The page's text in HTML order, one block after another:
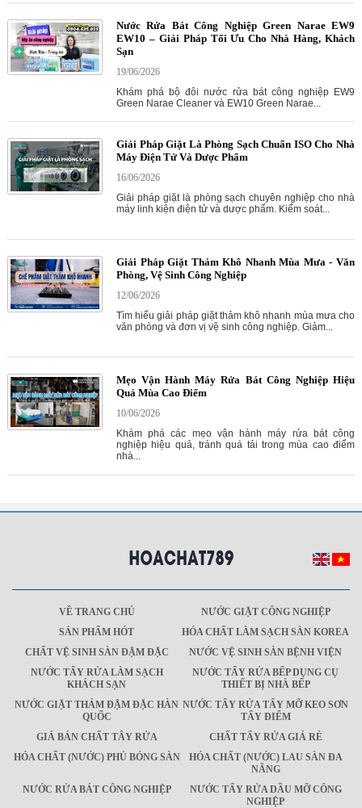
Nước Rửa Bát Công Nghiệp Green Narae EW9
EW10 – Giải Pháp Tối Ưu Cho Nhà Hàng, Khách
Sạn
19/06/2026
Khám phá bộ đôi nước rửa bát công nghiệp EW9
Green Narae Cleaner và EW10 Green Narae...
Giải Pháp Giặt Là Phòng Sạch Chuẩn ISO Cho Nhà
Máy Điện Tử Và Dược Phẩm
16/06/2026
Giải pháp giặt là phòng sạch chuyên nghiệp cho nhà
máy linh kiện điện tử và dược phẩm. Kiểm soát...
Giải Pháp Giặt Thảm Khô Nhanh Mùa Mưa - Văn
Phòng, Vệ Sinh Công Nghiệp
12/06/2026
Tìm hiểu giải pháp giặt thảm khô nhanh mùa mưa cho
văn phòng và đơn vị vệ sinh công nghiệp. Giảm...
Mẹo Vận Hành Máy Rửa Bát Công Nghiệp Hiệu
Quả Mùa Cao Điểm
10/06/2026
Khám phá các mẹo vận hành máy rửa bát công
nghiệp hiệu quả, tránh quá tải trong mùa cao điểm
nhà...
VỀ TRANG CHỦ
NƯỚC GIẶT CÔNG NGHIỆP
SẢN PHẨM HÓT
HÓA CHẤT LÀM SẠCH SÀN KOREA
CHẤT VỆ SINH SÀN ĐẬM ĐẶC
NƯỚC VỆ SINH SÀN BỆNH VIỆN
NƯỚC TẨY RỬA LÀM SẠCH
KHÁCH SẠN
NƯỚC TẨY RỬA BẾP DỤNG CỤ
THIẾT BỊ NHÀ BẾP
NƯỚC GIẶT THẢM ĐẬM ĐẶC HÀN
QUỐC
NƯỚC TẨY RỬA TẨY MỠ KEO SƠN
TẨY ĐIỂM
GIÁ BÁN CHẤT TÂY RỬA
CHẤT TẨY RỬA GIÁ RẺ
HÓA CHẤT (NƯỚC) PHỦ BÓNG SÀN
HÓA CHẤT (NƯỚC) LAU SÀN ĐA
NĂNG
NƯỚC RỬA BÁT CÔNG NGHIỆP
NƯỚC TẨY RỬA DẦU MỠ CÔNG
NGHIỆP